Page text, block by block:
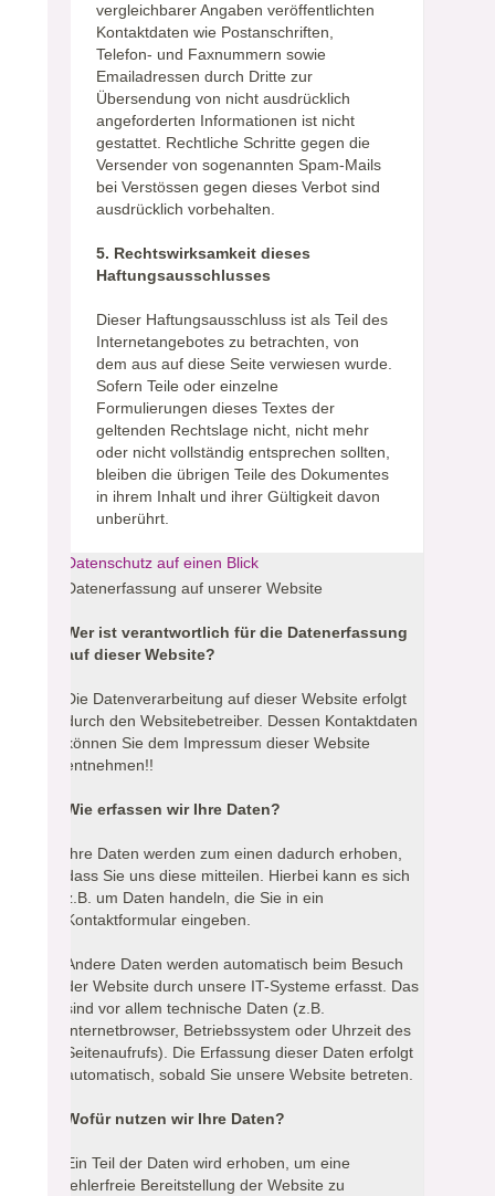
vergleichbarer Angaben veröffentlichten
Kontaktdaten wie Postanschriften,
Telefon- und Faxnummern sowie
Emailadressen durch Dritte zur
Übersendung von nicht ausdrücklich
angeforderten Informationen ist nicht
gestattet. Rechtliche Schritte gegen die
Versender von sogenannten Spam-Mails
bei Verstössen gegen dieses Verbot sind
ausdrücklich vorbehalten.
5. Rechtswirksamkeit dieses
Haftungsausschlusses
Dieser Haftungsausschluss ist als Teil des
Internetangebotes zu betrachten, von
dem aus auf diese Seite verwiesen wurde.
Sofern Teile oder einzelne
Formulierungen dieses Textes der
geltenden Rechtslage nicht, nicht mehr
oder nicht vollständig entsprechen sollten,
bleiben die übrigen Teile des Dokumentes
in ihrem Inhalt und ihrer Gültigkeit davon
unberührt.
Datenschutz auf einen Blick
Datenerfassung auf unserer Website
Wer ist verantwortlich für die Datenerfassung
auf dieser Website?
Die Datenverarbeitung auf dieser Website erfolgt
durch den Websitebetreiber. Dessen Kontaktdaten
können Sie dem Impressum dieser Website
entnehmen!!
Wie erfassen wir Ihre Daten?
Ihre Daten werden zum einen dadurch erhoben,
dass Sie uns diese mitteilen. Hierbei kann es sich
z.B. um Daten handeln, die Sie in ein
Kontaktformular eingeben.
Andere Daten werden automatisch beim Besuch
der Website durch unsere IT-Systeme erfasst. Das
sind vor allem technische Daten (z.B.
Internetbrowser, Betriebssystem oder Uhrzeit des
Seitenaufrufs). Die Erfassung dieser Daten erfolgt
automatisch, sobald Sie unsere Website betreten.
Wofür nutzen wir Ihre Daten?
Ein Teil der Daten wird erhoben, um eine
fehlerfreie Bereitstellung der Website zu